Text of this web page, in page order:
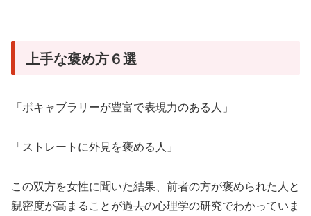
上手な褒め方６選
「ボキャブラリーが豊富で表現力のある人」
「ストレートに外見を褒める人」
この双方を女性に聞いた結果、前者の方が褒められた人と
親密度が高まることが過去の心理学の研究でわかっていま